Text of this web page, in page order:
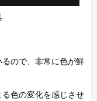
ので、非常に色が鮮
色の変化を感じさせ